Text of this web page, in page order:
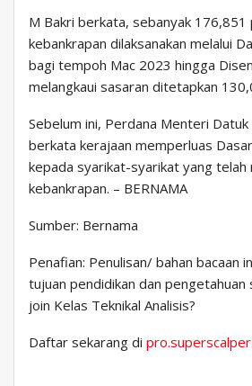
M Bakri berkata, sebanyak 176,851
kebankrapan dilaksanakan melalui
bagi tempoh Mac 2023 hingga
melangkaui sasaran ditetapkan
Sebelum ini, Perdana Menteri
berkata kerajaan memperluas
kepada syarikat-syarikat yang telah
kebankrapan. – BERNAMA
Sumber: Bernama
Penafian: Penulisan/ bahan bacaan
tujuan pendidikan dan pengetahuan
join Kelas Teknikal Analisis?
Daftar sekarang di